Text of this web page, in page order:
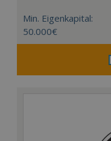
Min. Eigenkapital:
50.000€